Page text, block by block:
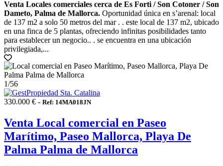
Venta Locales comerciales cerca de Es Forti / Son Cotoner / Son
Dameto, Palma de Mallorca. Oportunidad única en s’arenal: local
de 137 m2 a solo 50 metros del mar . . este local de 137 m2, ubicado
en una finca de 5 plantas, ofreciendo infinitas posibilidades tanto
para establecer un negocio.. . se encuentra en una ubicación
privilegiada,...
1/56
330.000 € - Ref: 14MA018JN
Venta Local comercial en Paseo
Marítimo, Paseo Mallorca, Playa De
Palma Palma de Mallorca